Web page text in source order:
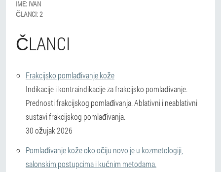
IME: IVAN
ČLANCI:2
ČLANCI
Frakcijsko pomlađivanje kože
Indikacije i kontraindikacije za frakcijsko pomlađivanje.
Prednosti frakcijskog pomlađivanja. Ablativni i neablativni
sustavi frakcijskog pomlađivanja.
30 ožujak 2026
Pomlađivanje kože oko očiju novo je u kozmetologiji,
salonskim postupcima i kućnim metodama.